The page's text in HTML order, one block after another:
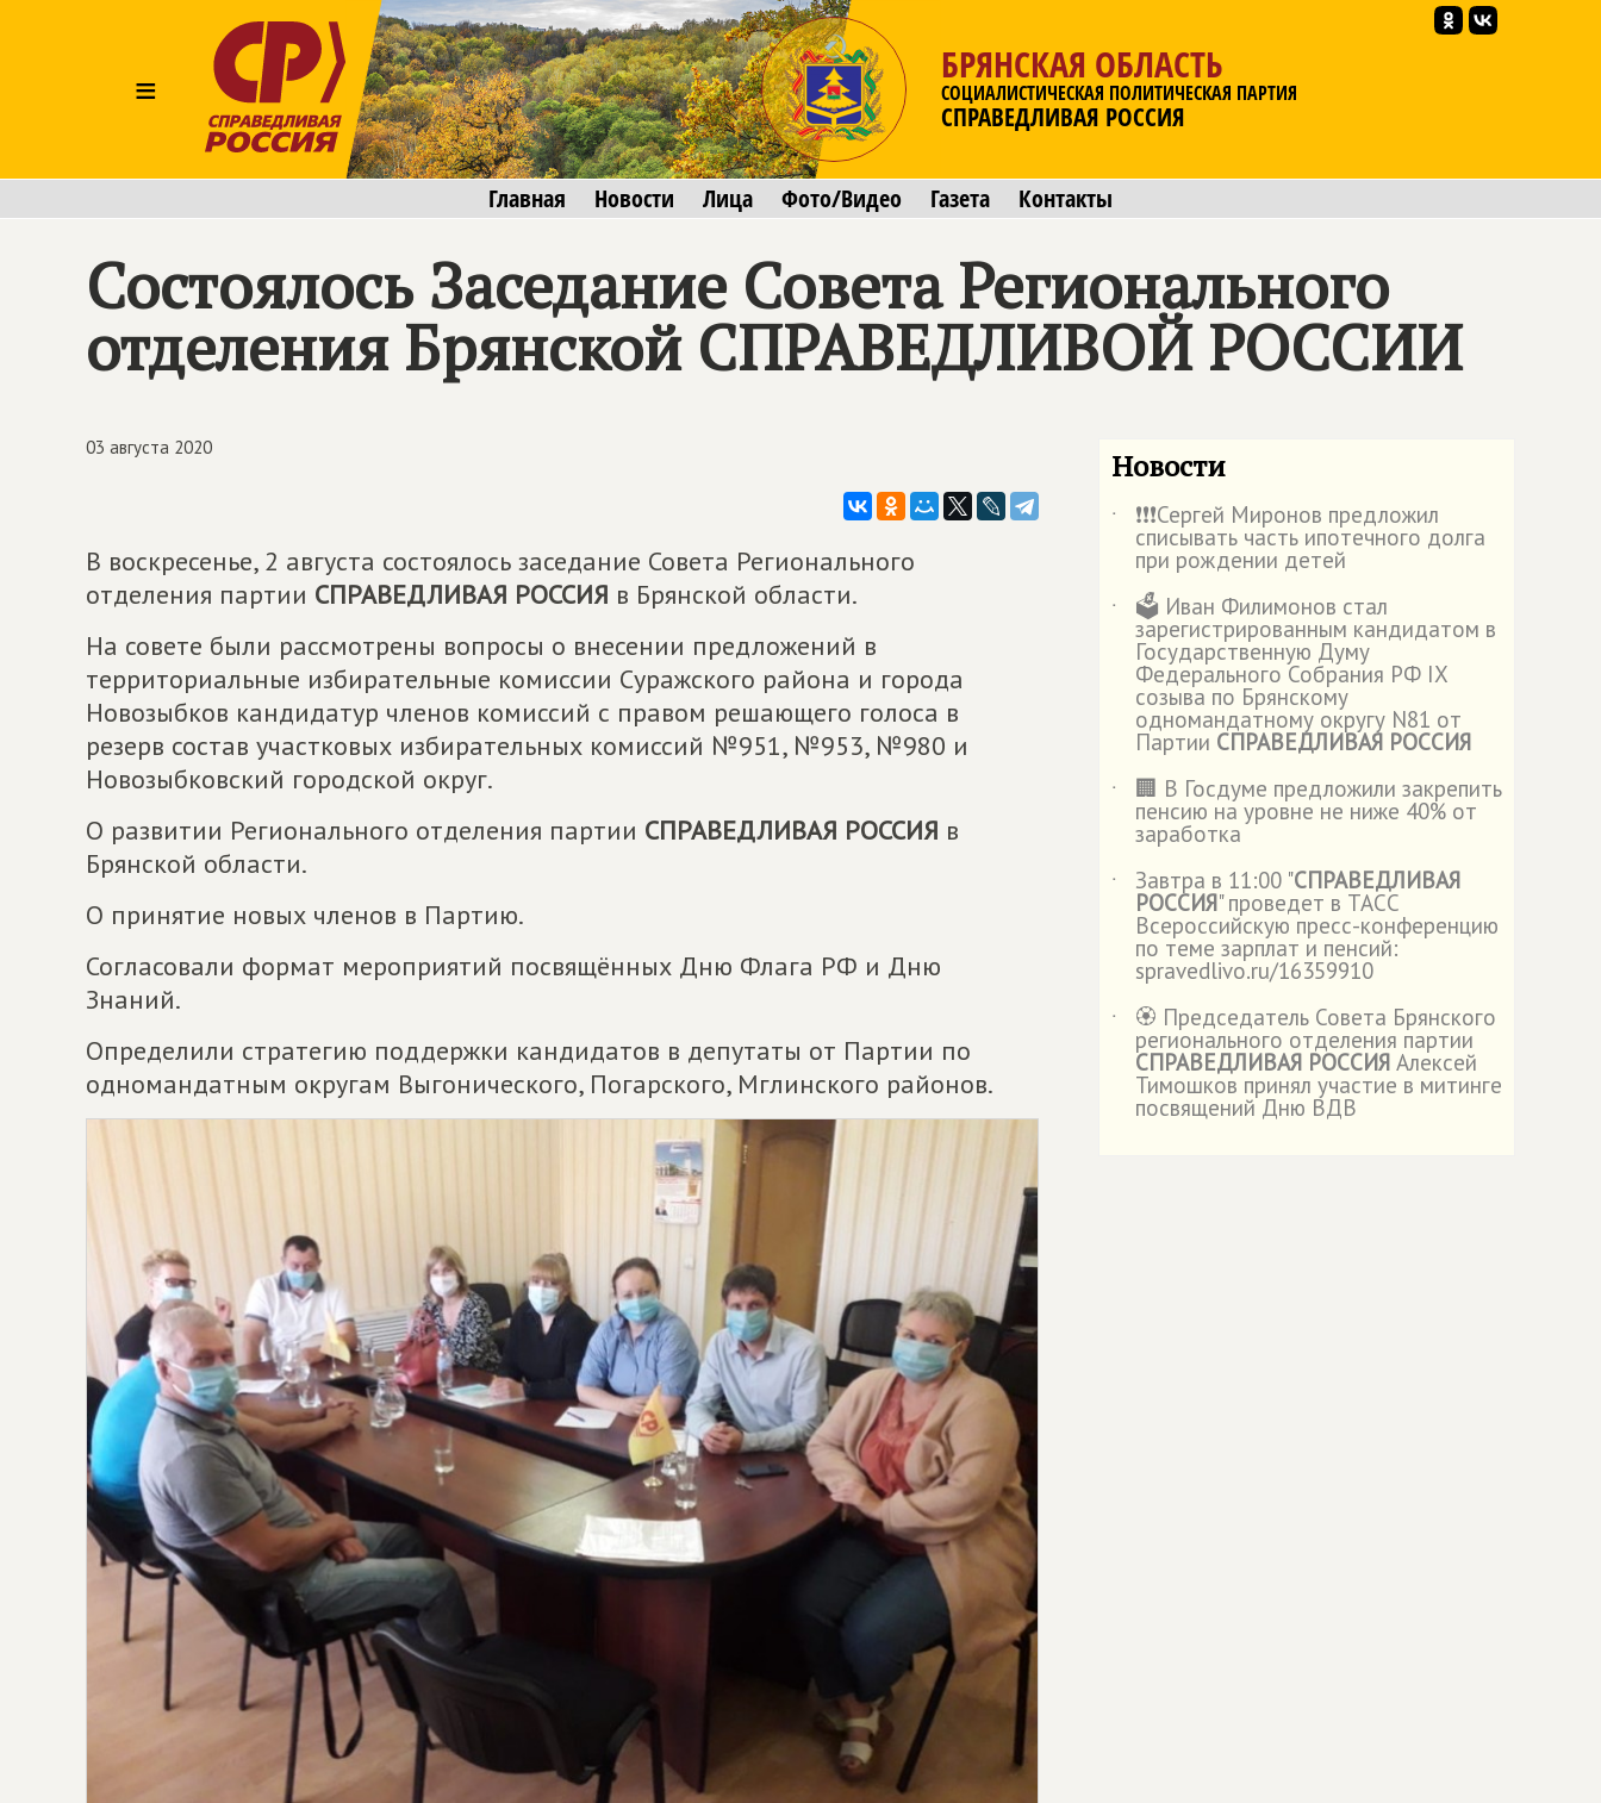
≡
БРЯНСКАЯ ОБЛАСТЬ
СОЦИАЛИСТИЧЕСКАЯ ПОЛИТИЧЕСКАЯ ПАРТИЯ
СПРАВЕДЛИВАЯ РОССИЯ
Главная Новости Лица Фото/Видео Газета Контакты
Состоялось Заседание Совета Регионального
отделения Брянской СПРАВЕДЛИВОЙ РОССИИ
03 августа 2020
В воскресенье, 2 августа состоялось заседание Совета Регионального
отделения партии СПРАВЕДЛИВАЯ РОССИЯ в Брянской области.
На совете были рассмотрены вопросы о внесении предложений в
территориальные избирательные комиссии Суражского района и города
Новозыбков кандидатур членов комиссий с правом решающего голоса в
резерв состав участковых избирательных комиссий №951, №953, №980 и
Новозыбковский городской округ.
О развитии Регионального отделения партии СПРАВЕДЛИВАЯ РОССИЯ в
Брянской области.
О принятие новых членов в Партию.
Согласовали формат мероприятий посвящённых Дню Флага РФ и Дню
Знаний.
Определили стратегию поддержки кандидатов в депутаты от Партии по
одномандатным округам Выгонического, Погарского, Мглинского районов.
Новости
˙ ❗️❗️❗️Сергей Миронов предложил
списывать часть ипотечного долга
при рождении детей
˙
🗳️ Иван Филимонов стал
зарегистрированным кандидатом в
Государственную Думу
Федерального Собрания РФ IX
созыва по Брянскому
одномандатному округу N81 от
Партии СПРАВЕДЛИВАЯ РОССИЯ
˙
🏢 В Госдуме предложили закрепить
пенсию на уровне не ниже 40% от
заработка
˙
Завтра в 11:00 "СПРАВЕДЛИВАЯ
РОССИЯ" проведет в ТАСС
Всероссийскую пресс-конференцию
по теме зарплат и пенсий:
spravedlivo.ru/16359910
˙
🏵️ Председатель Совета Брянского
регионального отделения партии
СПРАВЕДЛИВАЯ РОССИЯ Алексей
Тимошков принял участие в митинге
посвящений Дню ВДВ